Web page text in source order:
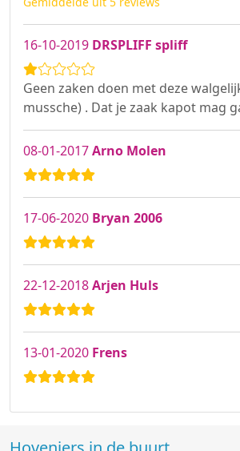
16-10-2019 DRSPLIFF spliff
Geen zaken doen met deze
mussche) . Dat je zaak kapot mag
08-01-2017Arno Molen
17-06-2020 Bryan 2006
22-12-2018Arjen Huls
13-01-2020 Frens